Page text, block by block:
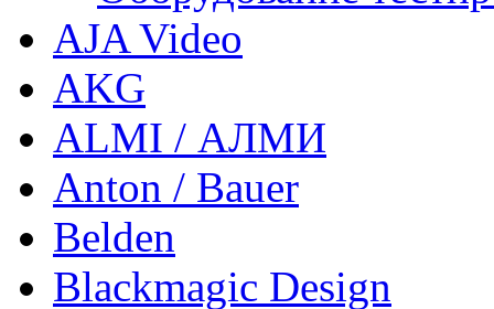
AJA Video
AKG
ALMI / АЛМИ
Anton / Bauer
Belden
Blackmagic Design